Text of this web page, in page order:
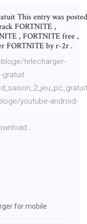
This entry was posted
FORTNITE ,
, FORTNITE free ,
FORTNITE by r-2r .
bloge/telecharger-
gratuit
youtube-android-
for mobile